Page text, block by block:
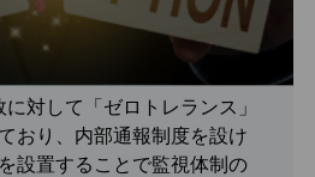
対して「ゼロトレランス」
おり、内部通報制度を設け
設置することで監視体制の